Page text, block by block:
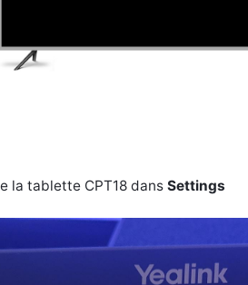
la tablette CPT18 dans Settings